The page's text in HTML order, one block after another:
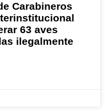
Carabineros
63 aves
ilegalmente